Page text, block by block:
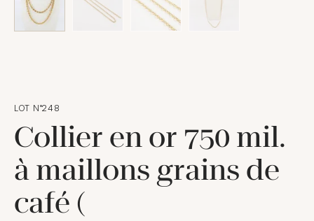
LOT N°248
Collier en or 750 mil.
à maillons grains de
café (